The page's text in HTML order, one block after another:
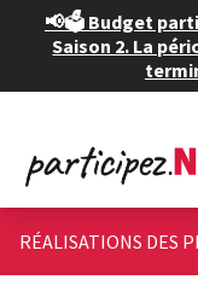
📢🗳️ Budget
Saison 2. La
RÉALISATIONS DES